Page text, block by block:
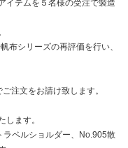
イテムを５名様の受注で製造
布シリーズの再評価を行い、
注文をお請け致します。
します。
ラベルショルダー、No.905散